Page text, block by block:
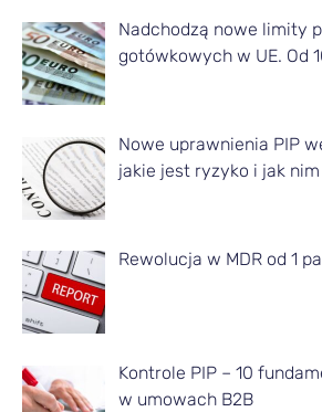
Nadchodzą nowe limity
gotówkowych w UE. Od
Nowe uprawnienia PIP
jakie jest ryzyko i jak
Rewolucja w MDR od 1
Kontrole PIP – 10
w umowach B2B
g
o
i
e
i
ą
c
a